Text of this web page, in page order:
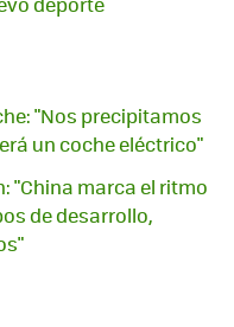
"Nos precipitamos
un coche eléctrico"
"China marca el ritmo
de desarrollo,